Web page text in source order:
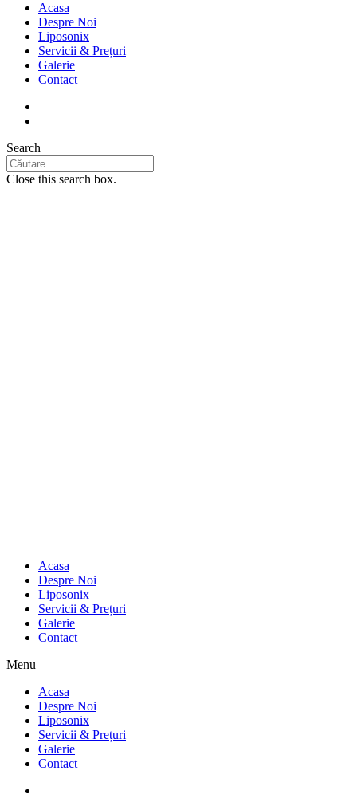
Acasa
Despre Noi
Liposonix
Servicii & Prețuri
Galerie
Contact
Search
Close this search box.
Acasa
Despre Noi
Liposonix
Servicii & Prețuri
Galerie
Contact
Menu
Acasa
Despre Noi
Liposonix
Servicii & Prețuri
Galerie
Contact